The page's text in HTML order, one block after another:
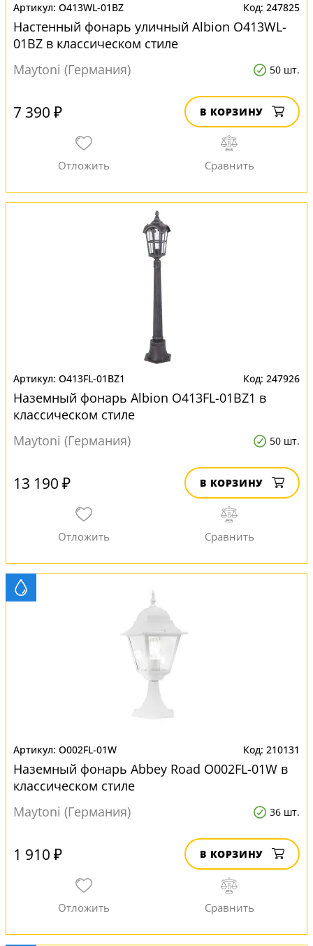
O413WL-01BZ 247825
Настенный фонарь уличный Albion O413WL-
01BZ в классическом стиле
Maytoni (Германия)
50 шт.
7 390 ₽ В КОРЗИНУ
O413FL-01BZ1 247926
Наземный фонарь Albion O413FL-01BZ1 в
классическом стиле
Maytoni (Германия)
50 шт.
13 190 ₽ В КОРЗИНУ
O002FL-01W 210131
Наземный фонарь Abbey Road O002FL-01W в
классическом стиле
Maytoni (Германия)
36 шт.
1 910 ₽ В КОРЗИНУ